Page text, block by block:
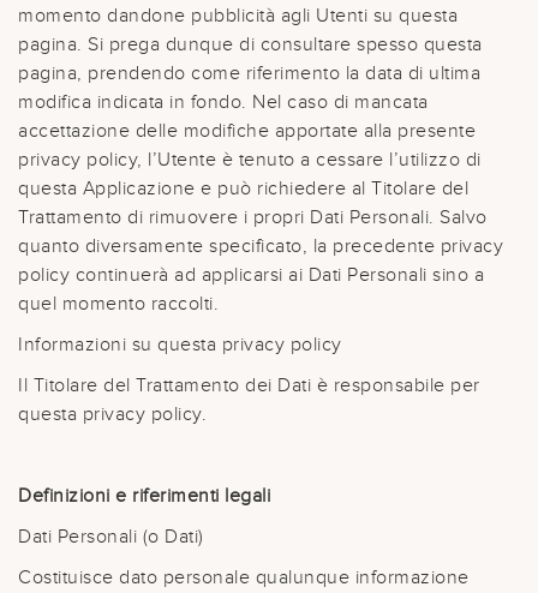
momento dandone pubblicità agli Utenti su questa
pagina. Si prega dunque di consultare spesso questa
pagina, prendendo come riferimento la data di ultima
modifica indicata in fondo. Nel caso di mancata
accettazione delle modifiche apportate alla presente
privacy policy, l’Utente è tenuto a cessare l’utilizzo di
questa Applicazione e può richiedere al Titolare del
Trattamento di rimuovere i propri Dati Personali. Salvo
quanto diversamente specificato, la precedente privacy
policy continuerà ad applicarsi ai Dati Personali sino a
quel momento raccolti.
Informazioni su questa privacy policy
Il Titolare del Trattamento dei Dati è responsabile per
questa privacy policy.
Definizioni e riferimenti legali
Dati Personali (o Dati)
Costituisce dato personale qualunque informazione